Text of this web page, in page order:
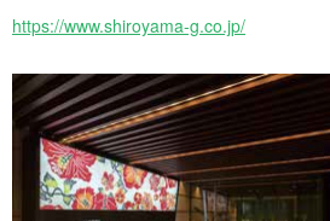
https://www.shiroyama-g.co.jp/